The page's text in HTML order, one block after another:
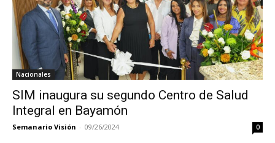
Nacionales
SIM inaugura su segundo Centro de Salud
Integral en Bayamón
Semanario Visión - 09/26/2024 0